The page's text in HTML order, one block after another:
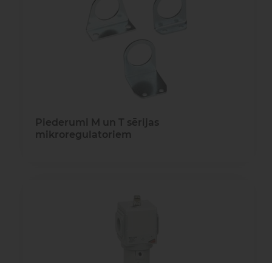
Piederumi M un T sērijas
mikroregulatoriem